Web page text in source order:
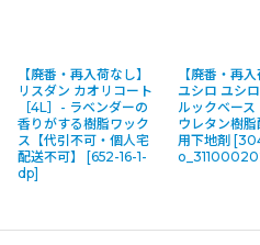
【廃番・再入荷なし】
リスダン カオリコート
［4L］- ラベンダーの
香りがする樹脂ワック
ス【代引不可・個人宅
配送不可】
[652-16-1-
dp]
【廃番・再入
ユシロ ユシ
ルックベース
ウレタン樹
用下地剤 [